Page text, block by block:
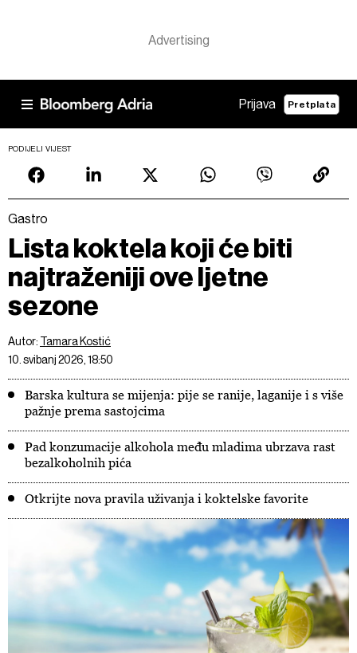
Prijava Pretplata
PODIJELI VIJEST
Gastro
Lista koktela koji će biti
najtraženiji ove ljetne
sezone
Autor: Tamara Kostić
10. svibanj 2026, 18:50
Barska kultura se mijenja: pije se ranije, laganije i s više
pažnje prema sastojcima
Pad konzumacije alkohola među mladima ubrzava rast
bezalkoholnih pića
Otkrijte nova pravila uživanja i koktelske favorite